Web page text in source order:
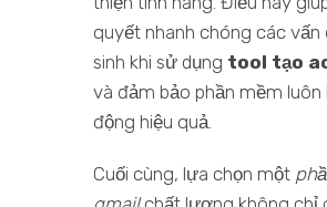
quyết nhanh chóng các vấn
sinh khi sử dụng tool tạo
và đảm bảo phần mềm luôn
động hiệu quả.
Cuối cùng, lựa chọn một